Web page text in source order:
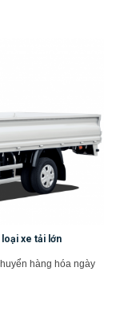
xe tải lớn
hàng hóa ngày